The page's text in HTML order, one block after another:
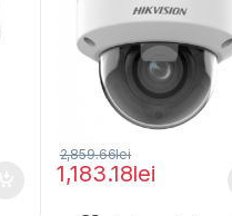
1,183.18lei
2,859.66lei